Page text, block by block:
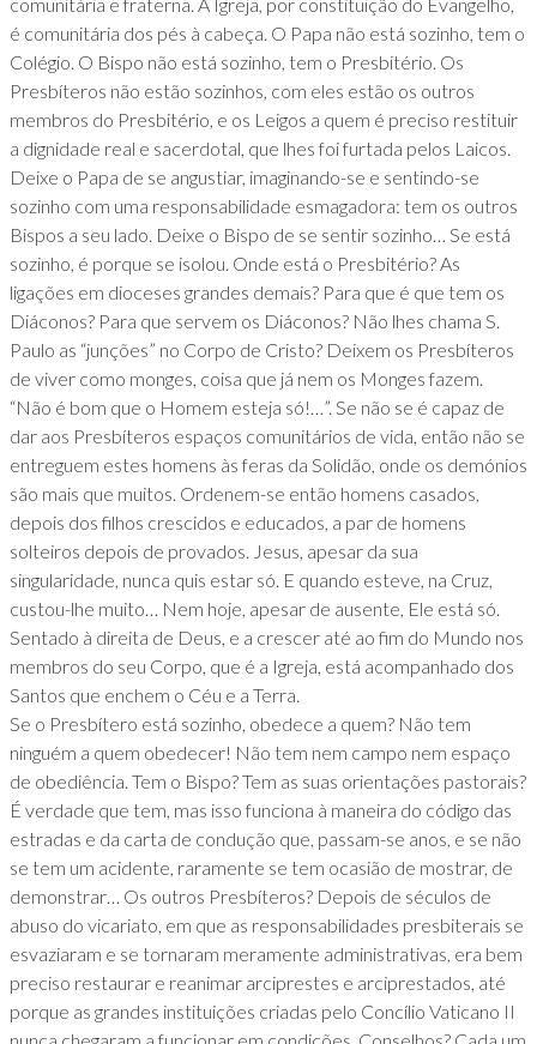
é comunitária dos pés à cabeça. O Papa não está sozinho, tem o
Colégio. O Bispo não está sozinho, tem o Presbitério. Os
Presbíteros não estão sozinhos, com eles estão os outros
membros do Presbitério, e os Leigos a quem é preciso restituir
a dignidade real e sacerdotal, que lhes foi furtada pelos Laicos.
Deixe o Papa de se angustiar, imaginando-se e sentindo-se
sozinho com uma responsabilidade esmagadora: tem os outros
Bispos a seu lado. Deixe o Bispo de se sentir sozinho… Se está
sozinho, é porque se isolou. Onde está o Presbitério? As
ligações em dioceses grandes demais? Para que é que tem os
Diáconos? Para que servem os Diáconos? Não lhes chama S.
Paulo as “junções” no Corpo de Cristo? Deixem os Presbíteros
de viver como monges, coisa que já nem os Monges fazem.
“Não é bom que o Homem esteja só!…”. Se não se é capaz de
dar aos Presbíteros espaços comunitários de vida, então não se
entreguem estes homens às feras da Solidão, onde os demónios
são mais que muitos. Ordenem-se então homens casados,
depois dos filhos crescidos e educados, a par de homens
solteiros depois de provados. Jesus, apesar da sua
singularidade, nunca quis estar só. E quando esteve, na Cruz,
custou-lhe muito… Nem hoje, apesar de ausente, Ele está só.
Sentado à direita de Deus, e a crescer até ao fim do Mundo nos
membros do seu Corpo, que é a Igreja, está acompanhado dos
Santos que enchem o Céu e a Terra.
Se o Presbítero está sozinho, obedece a quem? Não tem
ninguém a quem obedecer! Não tem nem campo nem espaço
de obediência. Tem o Bispo? Tem as suas orientações pastorais?
É verdade que tem, mas isso funciona à maneira do código das
estradas e da carta de condução que, passam-se anos, e se não
se tem um acidente, raramente se tem ocasião de mostrar, de
demonstrar… Os outros Presbíteros? Depois de séculos de
abuso do vicariato, em que as responsabilidades presbiterais se
esvaziaram e se tornaram meramente administrativas, era bem
preciso restaurar e reanimar arciprestes e arciprestados, até
porque as grandes instituições criadas pelo Concílio Vaticano II